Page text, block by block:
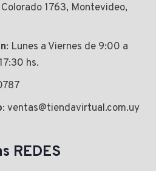
Colorado 1763, Montevideo,
: Lunes a Viernes de 9:00 a
hs.
: ventas@tiendavirtual.com.uy
REDES